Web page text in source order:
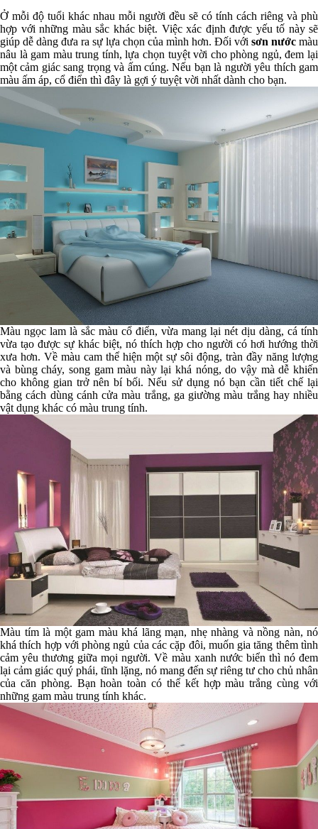
Ở mỗi độ tuổi khác nhau mỗi người đều sẽ có tính cách riêng và phù
hợp với những màu sắc khác biệt. Việc xác định được yếu tố này sẽ
giúp dễ dàng đưa ra sự lựa chọn của mình hơn. Đối với sơn nước màu
nâu là gam màu trung tính, lựa chọn tuyệt vời cho phòng ngủ, đem lại
một cảm giác sang trọng và ấm cúng. Nếu bạn là người yêu thích gam
màu ấm áp, cổ điển thì đây là gợi ý tuyệt vời nhất dành cho bạn.
Màu ngọc lam là sắc màu cổ điển, vừa mang lại nét dịu dàng, cá tính
vừa tạo được sự khác biệt, nó thích hợp cho người có hơi hướng thời
xưa hơn. Về màu cam thể hiện một sự sôi động, tràn đầy năng lượng
và bùng cháy, song gam màu này lại khá nóng, do vậy mà dễ khiến
cho không gian trở nên bí bối. Nếu sử dụng nó bạn cần tiết chế lại
bằng cách dùng cánh cửa màu trắng, ga giường màu trắng hay nhiều
vật dụng khác có màu trung tính.
Màu tím là một gam màu khá lãng mạn, nhẹ nhàng và nồng nàn, nó
khá thích hợp với phòng ngủ của các cặp đôi, muốn gia tăng thêm tình
cảm yêu thương giữa mọi người. Về màu xanh nước biển thì nó đem
lại cảm giác quý phái, tĩnh lặng, nó mang đến sự riêng tư cho chủ nhân
của căn phòng. Bạn hoàn toàn có thể kết hợp màu trắng cùng với
những gam màu trung tính khác.